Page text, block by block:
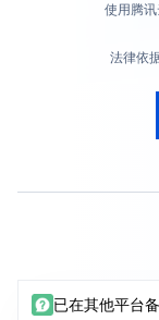
使用腾
法律依
已在其他平台